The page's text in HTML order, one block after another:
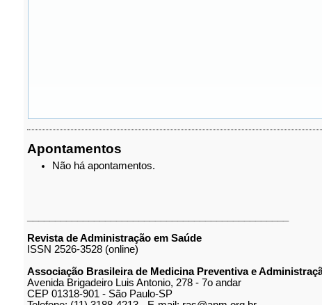
Apontamentos
Não há apontamentos.
Revista de Administração em Saúde
ISSN 2526-3528 (online)
Associação Brasileira de Medicina Preventiva e
Avenida Brigadeiro Luis Antonio, 278 - 7o andar
CEP 01318-901 - São Paulo-SP